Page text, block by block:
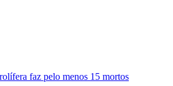
faz pelo menos 15 mortos